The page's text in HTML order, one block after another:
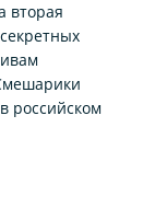
вторая
российском